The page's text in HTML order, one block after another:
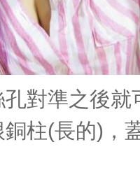
對準之後
柱(長的)，